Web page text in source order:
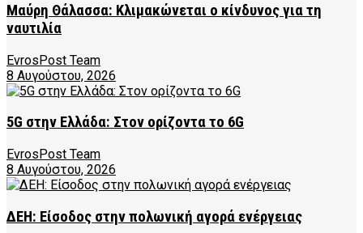
Μαύρη Θάλασσα: Κλιμακώνεται ο κίνδυνος για τη
ναυτιλία
EvrosPost Team
8 Αυγούστου, 2026
5G στην Ελλάδα: Στον ορίζοντα το 6G
EvrosPost Team
8 Αυγούστου, 2026
ΔΕΗ: Είσοδος στην πολωνική αγορά ενέργειας